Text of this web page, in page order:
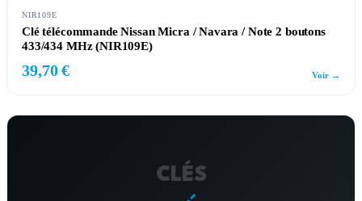
NIR109E
Clé télécommande Nissan Micra / Navara / Note 2 boutons
433/434 MHz (NIR109E)
39,70 € Voir →
CLÉS